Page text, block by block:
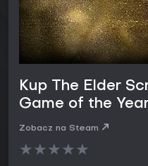
Kup The Elder
Game of the
Zobacz na Steam
★★★★★